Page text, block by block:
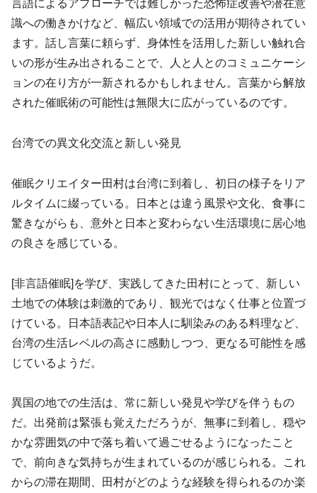
言語によるアプローチでは難しかった恐怖症改善や潜在意
識への働きかけなど、幅広い領域での活用が期待されてい
ます。話し言葉に頼らず、身体性を活用した新しい触れ合
いの形が生み出されることで、人と人とのコミュニケーシ
ョンの在り方が一新されるかもしれません。言葉から解放
された催眠術の可能性は無限大に広がっているのです。
台湾での異文化交流と新しい発見
催眠クリエイター田村は台湾に到着し、初日の様子をリア
ルタイムに綴っている。日本とは違う風景や文化、食事に
驚きながらも、意外と日本と変わらない生活環境に居心地
の良さを感じている。
[非言語催眠]を学び、実践してきた田村にとって、新しい
土地での体験は刺激的であり、観光ではなく仕事と位置づ
けている。日本語表記や日本人に馴染みのある料理など、
台湾の生活レベルの高さに感動しつつ、更なる可能性を感
じているようだ。
異国の地での生活は、常に新しい発見や学びを伴うもの
だ。出発前は緊張も覚えただろうが、無事に到着し、穏や
かな雰囲気の中で落ち着いて過ごせるようになったこと
で、前向きな気持ちが生まれているのが感じられる。これ
からの滞在期間、田村がどのような経験を得られるのか楽